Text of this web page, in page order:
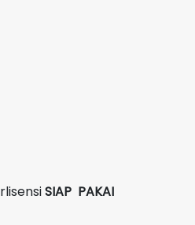
SIAP PAKAI